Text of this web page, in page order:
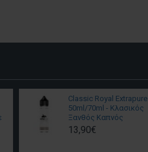
Classic Royal Extrapure
50ml/70ml - Κλασικός
Ξανθός Καπνός
13,90€